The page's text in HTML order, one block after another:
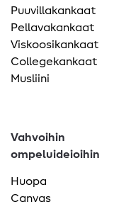
Puuvillakankaat
Pellavakankaat
Viskoosikankaat
Collegekankaat
Musliini
Vahvoihin
ompeluideioihin
Huopa
Canvas